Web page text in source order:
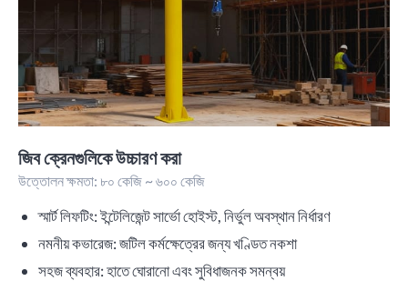
জিব ক্রেনগুলিকে উচ্চারণ করা
উত্তোলন ক্ষমতা: ৮০ কেজি ~ ৬০০ কেজি
স্মার্ট লিফটিং: ইন্টেলিজেন্ট সার্ভো হোইস্ট, নির্ভুল অবস্থান নির্ধারণ
নমনীয় কভারেজ: জটিল কর্মক্ষেত্রের জন্য খণ্ডিত নকশা
সহজ ব্যবহার: হাতে ঘোরানো এবং সুবিধাজনক সমন্বয়